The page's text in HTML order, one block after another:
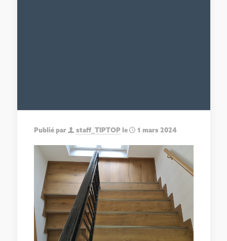
Publié par staff_TIPTOP le 1 mars 2024